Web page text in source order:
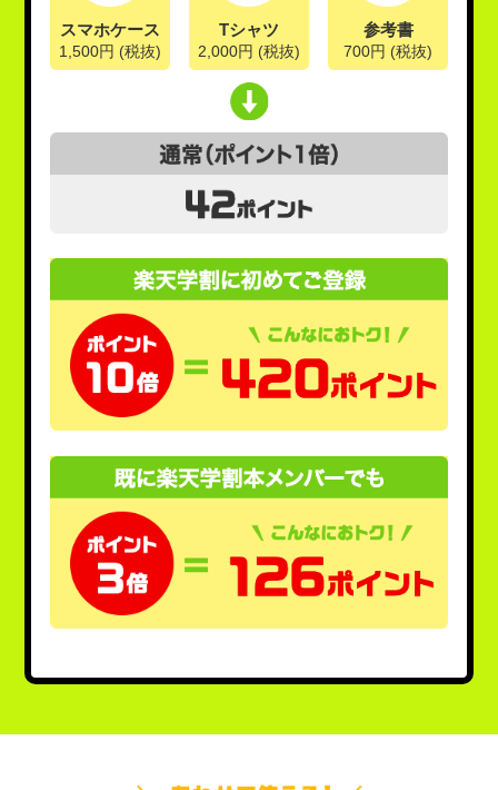
スマホケース
1,500円 (税抜)
Tシャツ
2,000円 (税抜)
参考書
700円 (税抜)